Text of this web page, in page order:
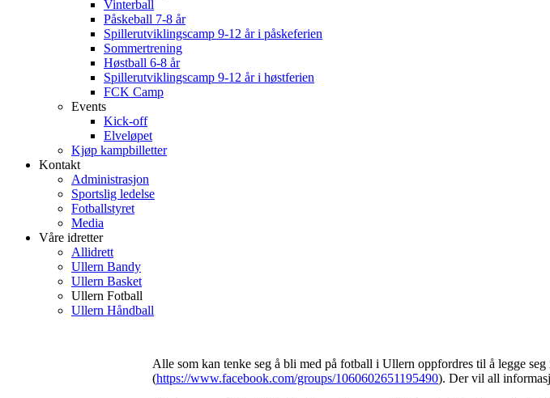
Vinterball
Påskeball 7-8 år
Spillerutviklingscamp 9-12 år i påskeferien
Sommertrening
Høstball 6-8 år
Spillerutviklingscamp 9-12 år i høstferien
FCK Camp
Events
Kick-off
Elveløpet
Kjøp kampbilletter
Kontakt
Administrasjon
Sportslig ledelse
Fotballstyret
Media
Våre idretter
Allidrett
Ullern Bandy
Ullern Basket
Ullern Fotball
Ullern Håndball
Alle som kan tenke seg å bli med på fotball i Ullern oppfordres til å legge
(https://www.facebook.com/groups/1060602651195490). Der vil all